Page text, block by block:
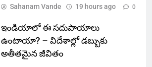
Sahanam Vande 19 hours ago 0
ఇండియాలో‌ ఈ సదుపాయాలు
ఉంటాయా? – విదేశాల్లో డబ్బుకు
అతీతమైన జీవితం